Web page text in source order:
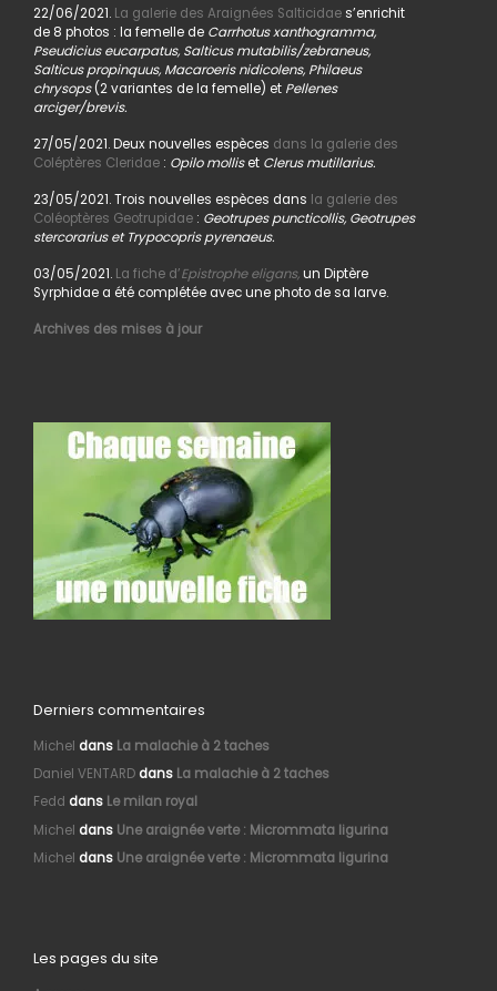
22/06/2021. La galerie des Araignées Salticidaes’enrichit
de 8 photos : la femelle de Carrhotus xanthogramma,
Pseudicius eucarpatus, Salticus mutabilis/zebraneus,
Salticus propinquus, Macaroeris nidicolens, Philaeus
chrysops(2 variantes de la femelle) et Pellenes
arciger/brevis.
27/05/2021. Deux nouvelles espèces dans la galerie des
Coléptères Cleridae: Opilo molliset Clerus mutillarius.
23/05/2021. Trois nouvelles espèces dans la galerie des
Coléoptères Geotrupidae: Geotrupes puncticollis, Geotrupes
stercorarius et Trypocopris pyrenaeus.
03/05/2021. La fiche d’Epistrophe eligans,un Diptère
Syrphidae a été complétée avec une photo de sa larve.
Archives des mises à jour
Derniers commentaires
Michel dans La malachie à 2 taches
Daniel VENTARDdans La malachie à 2 taches
Fedd dans Le milan royal
Michel dans Une araignée verte : Micrommata ligurina
Michel dans Une araignée verte : Micrommata ligurina
Les pages du site